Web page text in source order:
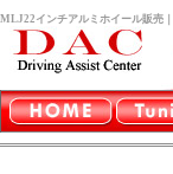
MLJ22インチアルミホイール販売